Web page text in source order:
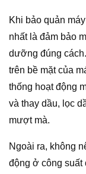
Khi bảo quản
nhất là đảm bảo
dưỡng đúng
trên bề mặt của
thống hoạt động
và thay dầu, lọc
mượt mà.
Ngoài ra, không
động ở công suất